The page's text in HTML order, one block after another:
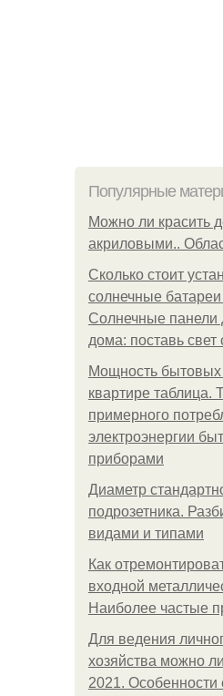
Популярные
Можно ли красить
акриловыми..
Сколько стоит
солнечные
Солнечные панели
дома: поставь
Мощность бытовых
квартире таблица.
примерного
электроэнергии
приборами
Диаметр
подрозетника.
видами и типами
Как
входной
Наиболее частые
Для ведения
хозяйства можно
2021. Особенности